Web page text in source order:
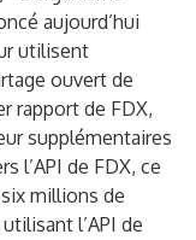
aujourd’hui
utilisent
ouvert de
rapport de FDX,
supplémentaires
l’API de FDX, ce
millions de
l’API de